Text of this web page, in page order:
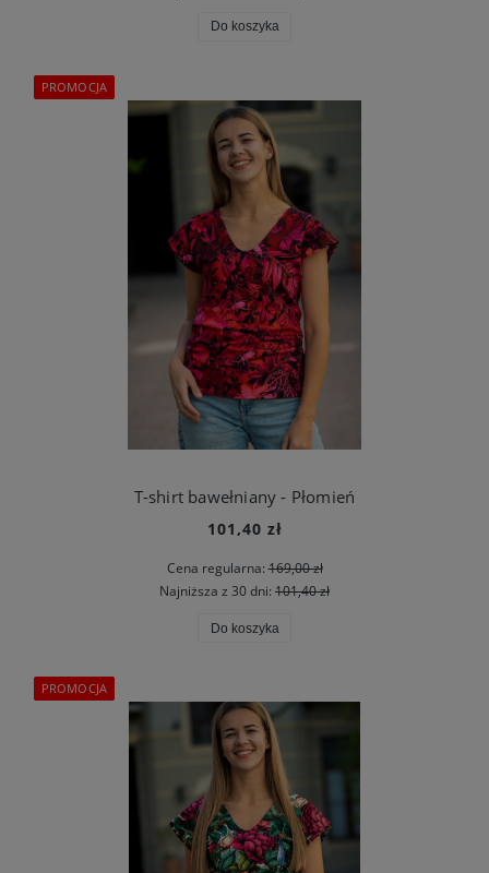
Do koszyka
T-shirt bawełniany - Płomień
101,40 zł
Cena regularna:169,00 zł
Najniższa z 30 dni: 101,40 zł
Do koszyka
PROMOCJA
PROMOCJA